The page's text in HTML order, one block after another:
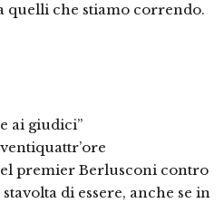
quelli che stiamo correndo.
ai giudici”
premier Berlusconi contro
di essere, anche se in